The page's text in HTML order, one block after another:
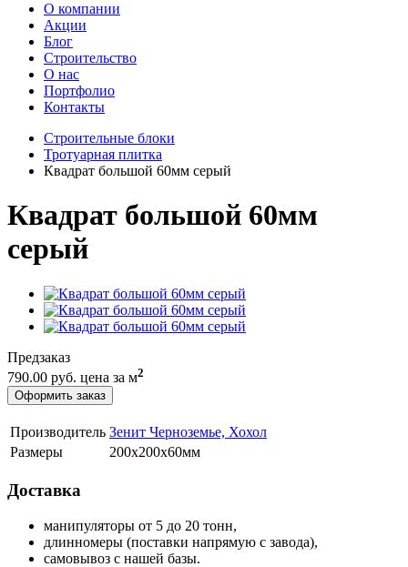
О компании
Акции
Блог
Строительство
О нас
Портфолио
Контакты
Строительные блоки
Тротуарная плитка
Квадрат большой 60мм серый
Квадрат большой 60мм
серый
Предзаказ
790.00 руб. цена за м2
Оформить заказ
Производитель Зенит Черноземье, Хохол
Размеры
200х200х60мм
Доставка
манипуляторы от 5 до 20 тонн,
длинномеры (поставки напрямую с завода),
самовывоз с нашей базы.